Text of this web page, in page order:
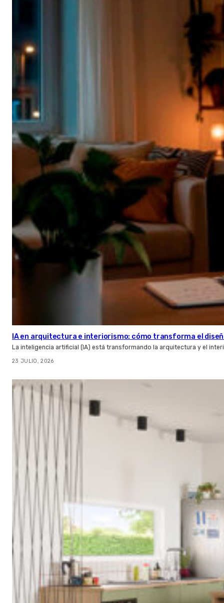
IA en arquitectura e interiorismo: cómo transforma el
La inteligencia artificial (IA) está transformando la arquitectura y el
23 JULIO, 2026